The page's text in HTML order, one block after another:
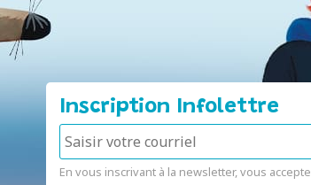
Inscription Infolettre
En vous inscrivant à la newsletter, vous